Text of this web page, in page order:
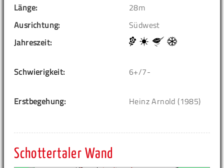
Länge:
28m
Ausrichtung:
Südwest
Jahreszeit:
Schwierigkeit: 6+/7-
Erstbegehung: Heinz Arnold (1985)
Schottertaler Wand